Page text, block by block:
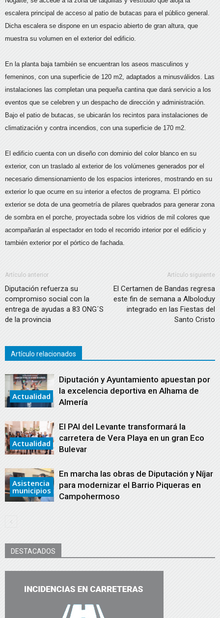
escalera principal de acceso al patio de butacas para el público general.
Dicha escalera se dispone en un espacio abierto de gran altura, que
muestra su volumen en el exterior del edificio.
En la planta baja también se encuentran los aseos masculinos y
femeninos, con una superficie de 120 m2, adaptados a minusválidos. Las
instalaciones las completan una pequeña cantina que dará servicio a los
eventos que se celebren y un despacho de dirección y administración.
Bajo el patio de butacas, se ubicarán los recintos para instalaciones de
climatización y contra incendios, con una superficie de 170 m2.
El edificio cuenta con un diseño con dominio del color blanco en su
exterior, con un traslado al exterior de los volúmenes generados por el
necesario dimensionamiento de los espacios interiores, mostrando en su
exterior lo que ocurre en su interior a efectos de programa. El pórtico
exterior se dota de una geometría de pilares quebrados para generar zona
de sombra en el porche, proyectada sobre los vidrios de mil colores que
acompañarán al espectador en todo el recorrido interior por el edificio y
también exterior por el pórtico de fachada.
Artículo anterior
Diputación refuerza su
compromiso social con la
entrega de ayudas a 83 ONG´S
de la provincia
Artículo siguiente
El Certamen de Bandas regresa
este fin de semana a Alboloduy
integrado en las Fiestas del
Santo Cristo
Artículo relacionados
Actualidad
Diputación y Ayuntamiento apuestan por
la excelencia deportiva en Alhama de
Almería
Actualidad
El PAI del Levante transformará la
carretera de Vera Playa en un gran Eco
Bulevar
Asistencia
municipios
En marcha las obras de Diputación y Níjar
para modernizar el Barrio Piqueras en
Campohermoso
DESTACADOS